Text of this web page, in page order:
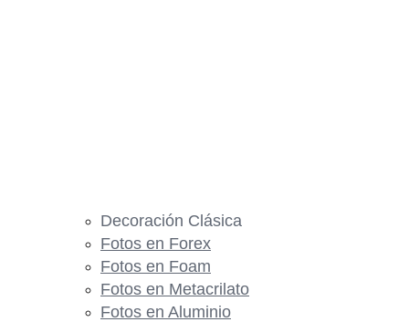
Decoración Clásica
Fotos en Forex
Fotos en Foam
Fotos en Metacrilato
Fotos en Aluminio